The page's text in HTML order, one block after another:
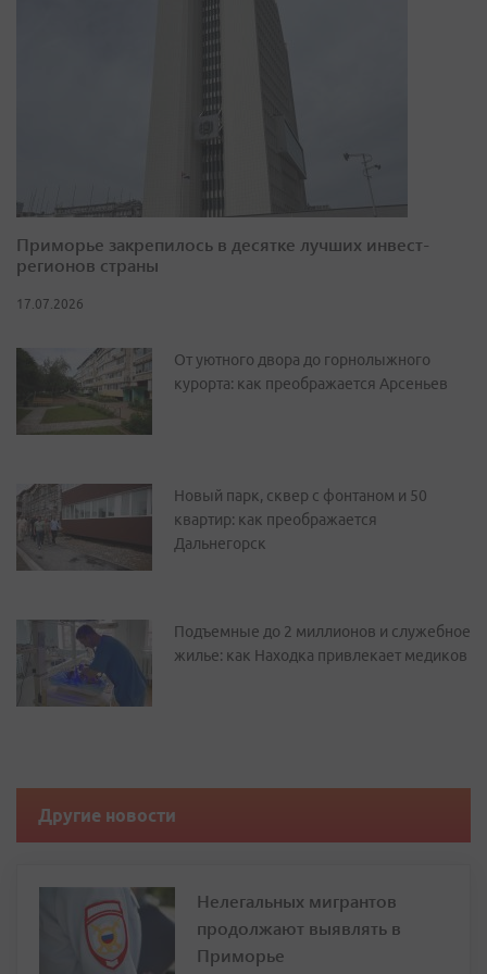
Приморье закрепилось в десятке лучших инвест-
регионов страны
17.07.2026
От уютного двора до горнолыжного
курорта: как преображается Арсеньев
Новый парк, сквер с фонтаном и 50
квартир: как преображается
Дальнегорск
Подъемные до 2 миллионов и служебное
жилье: как Находка привлекает медиков
Другие новости
Нелегальных мигрантов
продолжают выявлять в
Приморье